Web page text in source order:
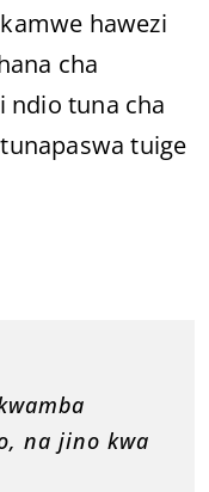
hawezi
cha
ndio tuna cha
tuige
na jino kwa